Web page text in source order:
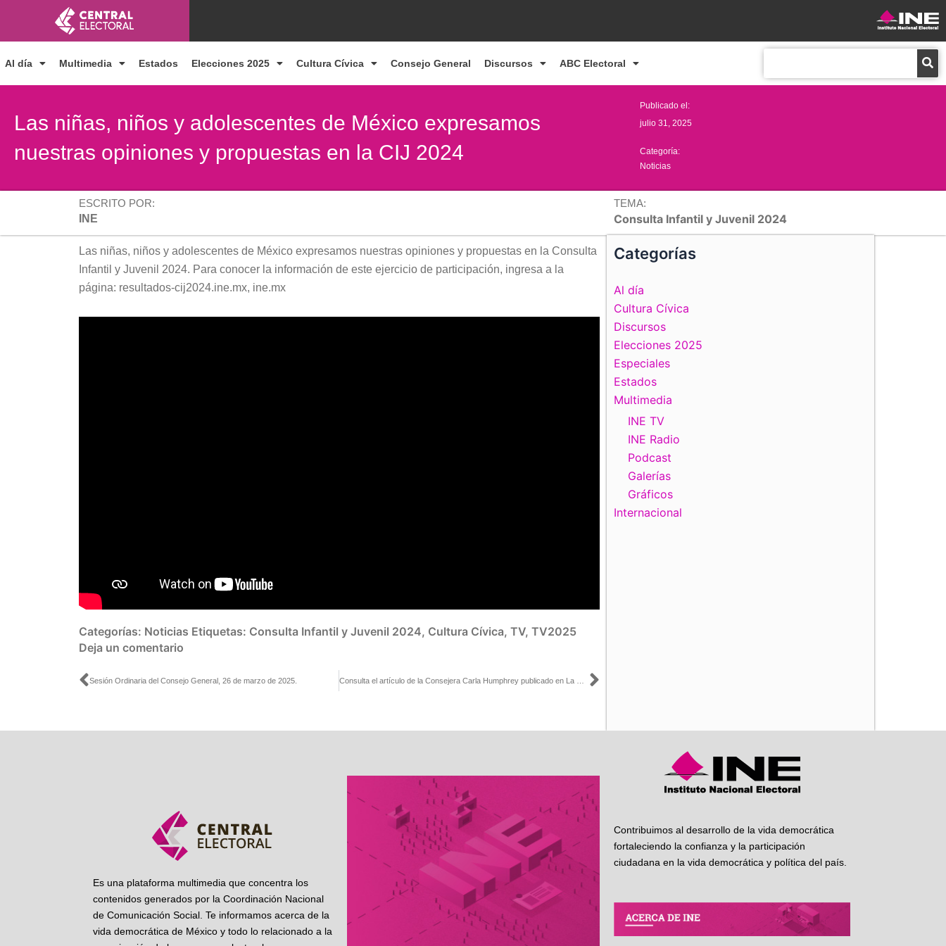
contenido
Al día Multimedia Estados Elecciones 2025 Cultura Cívica Consejo General Discursos ABC Electoral
Las niñas, niños y adolescentes de México expresamos
nuestras opiniones y propuestas en la CIJ 2024
Publicado el:
julio 31, 2025
Categoría:
Noticias
ESCRITO POR:
INE
TEMA:
Consulta Infantil y Juvenil 2024
Las niñas, niños y adolescentes de México expresamos nuestras opiniones y propuestas en la Consulta
Infantil y Juvenil 2024. Para conocer la información de este ejercicio de participación, ingresa a la
página: resultados-cij2024.ine.mx, ine.mx
Categorías: Noticias Etiquetas: Consulta Infantil y Juvenil 2024, Cultura Cívica, TV, TV2025
Deja un comentario
Ant
Sesión Ordinaria del Consejo General, 26 de marzo de 2025. Siguiente
Categorías
Al día
Cultura Cívica
Discursos
Elecciones 2025
Especiales
Estados
Multimedia
INE TV
INE Radio
Podcast
Galerías
Gráficos
Internacional
Es una plataforma multimedia que concentra los
contenidos generados por la Coordinación Nacional
de Comunicación Social. Te informamos acerca de la
vida democrática de México y todo lo relacionado a la
Contribuimos al desarrollo de la vida democrática
fortaleciendo la confianza y la participación
ciudadana en la vida democrática y política del país.